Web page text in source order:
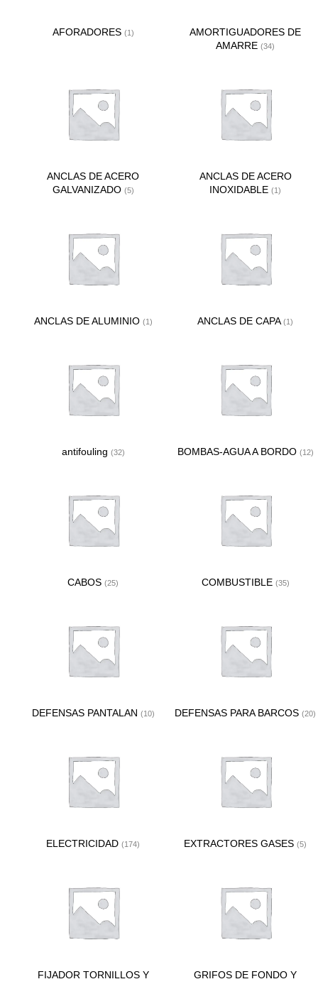
AFORADORES (1)
AMORTIGUADORES DE
AMARRE(34)
ANCLAS DE ACERO
GALVANIZADO (5)
ANCLAS DE ACERO
INOXIDABLE(1)
ANCLAS DE ALUMINIO (1) ANCLAS DE CAPA(1)
antifouling (32) BOMBAS-AGUA A BORDO (12)
CABOS(25) COMBUSTIBLE (35)
DEFENSAS PANTALAN (10) DEFENSAS PARA BARCOS(20)
ELECTRICIDAD(174) EXTRACTORES GASES(5)
FIJADOR TORNILLOS Y
GRIFOS DE FONDO Y